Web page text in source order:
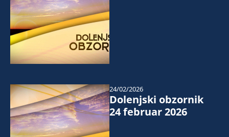
Dolenjski obzornik
24 februar 2026
24/02/2026